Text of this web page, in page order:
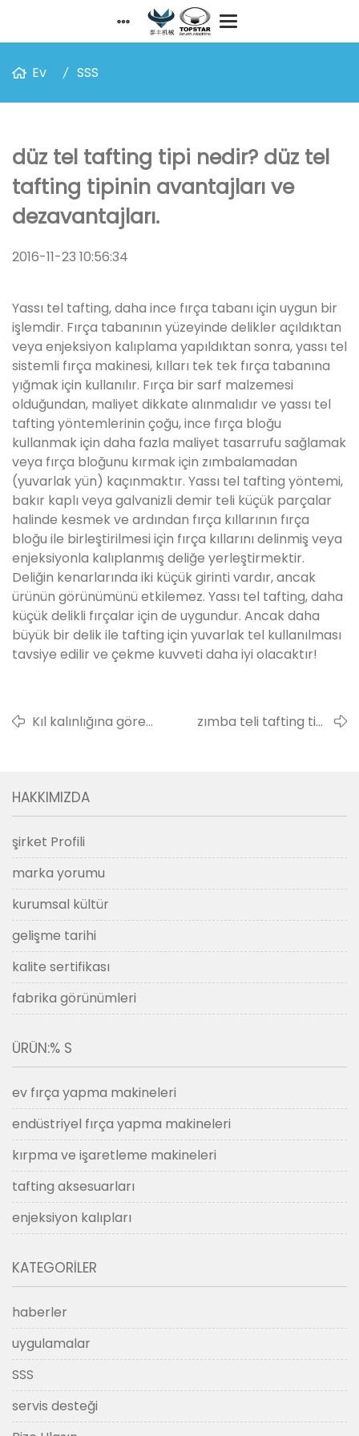
Ev SSS
düz tel tafting tipi nedir? düz tel
tafting tipinin avantajları ve
dezavantajları.
2016-11-23 10:56:34
Yassı tel tafting, daha ince fırça tabanı için uygun bir
işlemdir. Fırça tabanının yüzeyinde delikler açıldıktan
veya enjeksiyon kalıplama yapıldıktan sonra, yassı tel
sistemli fırça makinesi, kılları tek tek fırça tabanına
yığmak için kullanılır. Fırça bir sarf malzemesi
olduğundan, maliyet dikkate alınmalıdır ve yassı tel
tafting yöntemlerinin çoğu, ince fırça bloğu
kullanmak için daha fazla maliyet tasarrufu sağlamak
veya fırça bloğunu kırmak için zımbalamadan
(yuvarlak yün) kaçınmaktır. Yassı tel tafting yöntemi,
bakır kaplı veya galvanizli demir teli küçük parçalar
halinde kesmek ve ardından fırça kıllarının fırça
bloğu ile birleştirilmesi için fırça kıllarını delinmiş veya
enjeksiyonla kalıplanmış deliğe yerleştirmektir.
Deliğin kenarlarında iki küçük girinti vardır, ancak
ürünün görünümünü etkilemez. Yassı tel tafting, daha
küçük delikli fırçalar için de uygundur. Ancak daha
büyük bir delik ile tafting için yuvarlak tel kullanılması
tavsiye edilir ve çekme kuvveti daha iyi olacaktır!
Kıl kalınlığına göre
zımba teli tafting tipi
HAKKIMIZDA
şirket Profili
marka yorumu
kurumsal kültür
gelişme tarihi
kalite sertifikası
fabrika görünümleri
ÜRÜN:% S
ev fırça yapma makineleri
endüstriyel fırça yapma makineleri
kırpma ve işaretleme makineleri
tafting aksesuarları
enjeksiyon kalıpları
KATEGORILER
haberler
uygulamalar
SSS
servis desteği